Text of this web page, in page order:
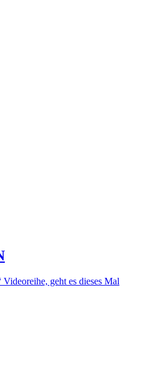
geht es dieses Mal